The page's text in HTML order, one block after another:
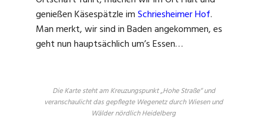
genießen Käsespätzle imSchriesheimer Hof.
Man merkt, wir sind in Baden angekommen, es
geht nun hauptsächlich um’s Essen…
Die Karte steht am Kreuzungspunkt „Hohe Straße“ und
veranschaulicht das gepflegte Wegenetz durch Wiesen und
Wälder nördlich Heidelberg